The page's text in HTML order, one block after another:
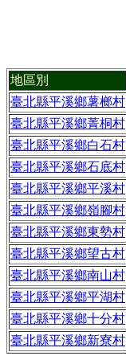
地區別
臺北縣平溪鄉薯榔村
臺北縣平溪鄉菁桐村
臺北縣平溪鄉白石村
臺北縣平溪鄉石底村
臺北縣平溪鄉平溪村
臺北縣平溪鄉嶺腳村
臺北縣平溪鄉東勢村
臺北縣平溪鄉望古村
臺北縣平溪鄉南山村
臺北縣平溪鄉平湖村
臺北縣平溪鄉十分村
臺北縣平溪鄉新寮村